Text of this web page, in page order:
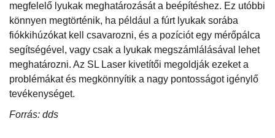
megfelelő lyukak meghatározását a beépítéshez. Ez utóbbi
könnyen megtörténik, ha például a fúrt lyukak sorába
fiókkihúzókat kell csavarozni, és a pozíciót egy mérőpálca
segítségével, vagy csak a lyukak megszámlálásával lehet
meghatározni. Az SL Laser kivetítői megoldják ezeket a
problémákat és megkönnyítik a nagy pontosságot igénylő
tevékenységet.
Forrás: dds